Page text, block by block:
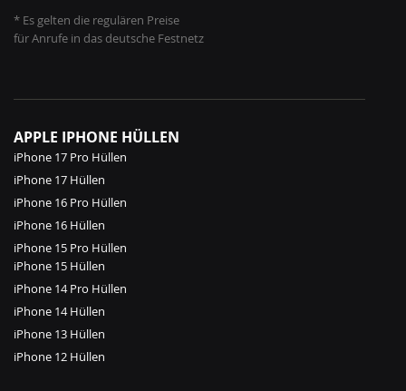
* Es gelten die regulären Preise
für Anrufe in das deutsche Festnetz
APPLE IPHONE HÜLLEN
iPhone 17 Pro Hüllen
iPhone 17 Hüllen
iPhone 16 Pro Hüllen
iPhone 16 Hüllen
iPhone 15 Pro Hüllen
iPhone 15 Hüllen
iPhone 14 Pro Hüllen
iPhone 14 Hüllen
iPhone 13 Hüllen
iPhone 12 Hüllen